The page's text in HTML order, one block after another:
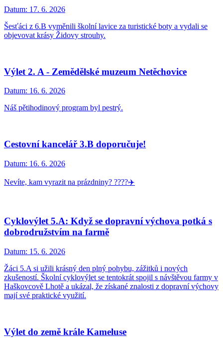
Datum: 17. 6. 2026
Šesťáci z 6.B vyměnili školní lavice za turistické boty a vydali se
objevovat krásy Židovy strouhy.
Výlet 2. A - Zemědělské muzeum Netěchovice
Datum: 16. 6. 2026
Náš pětihodinový program byl pestrý.
Cestovní kancelář 3.B doporučuje!
Datum: 16. 6. 2026
Nevíte, kam vyrazit na prázdniny? ????✈️
Cyklovýlet 5.A: Když se dopravní výchova potká s
dobrodružstvím na farmě
Datum: 15. 6. 2026
Žáci 5.A si užili krásný den plný pohybu, zážitků i nových
zkušeností. Školní cyklovýlet se tentokrát spojil s návštěvou farmy v
Haškovcově Lhotě a ukázal, že získané znalosti z dopravní výchovy
mají své praktické využití.
Výlet do země krále Kameluse